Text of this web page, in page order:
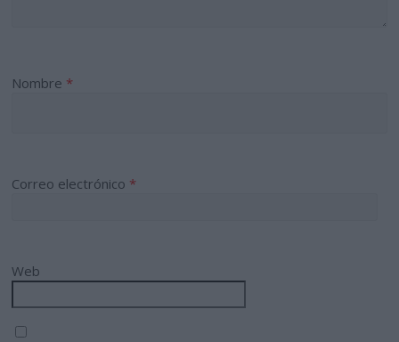
Nombre *
Correo electrónico *
Web